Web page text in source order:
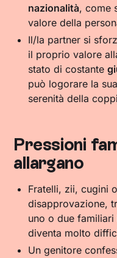
nazionalità, come
valore della
Il/la partner si
il proprio valore
stato di costante
può logorare la
serenità della
Pressioni
allargano
Fratelli, zii, cugini
disapprovazione,
uno o due familiari
diventa molto
Un genitore